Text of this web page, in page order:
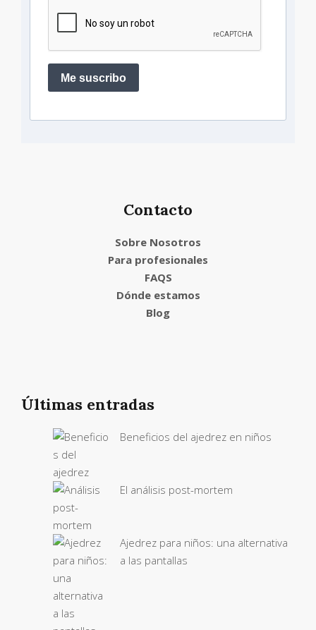
Me suscribo
Contacto
Sobre Nosotros
Para profesionales
FAQS
Dónde estamos
Blog
Últimas entradas
Beneficios del ajedrez en niños
El análisis post-mortem
Ajedrez para niños: una alternativa
a las pantallas